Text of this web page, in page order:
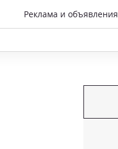
Реклама и объявления